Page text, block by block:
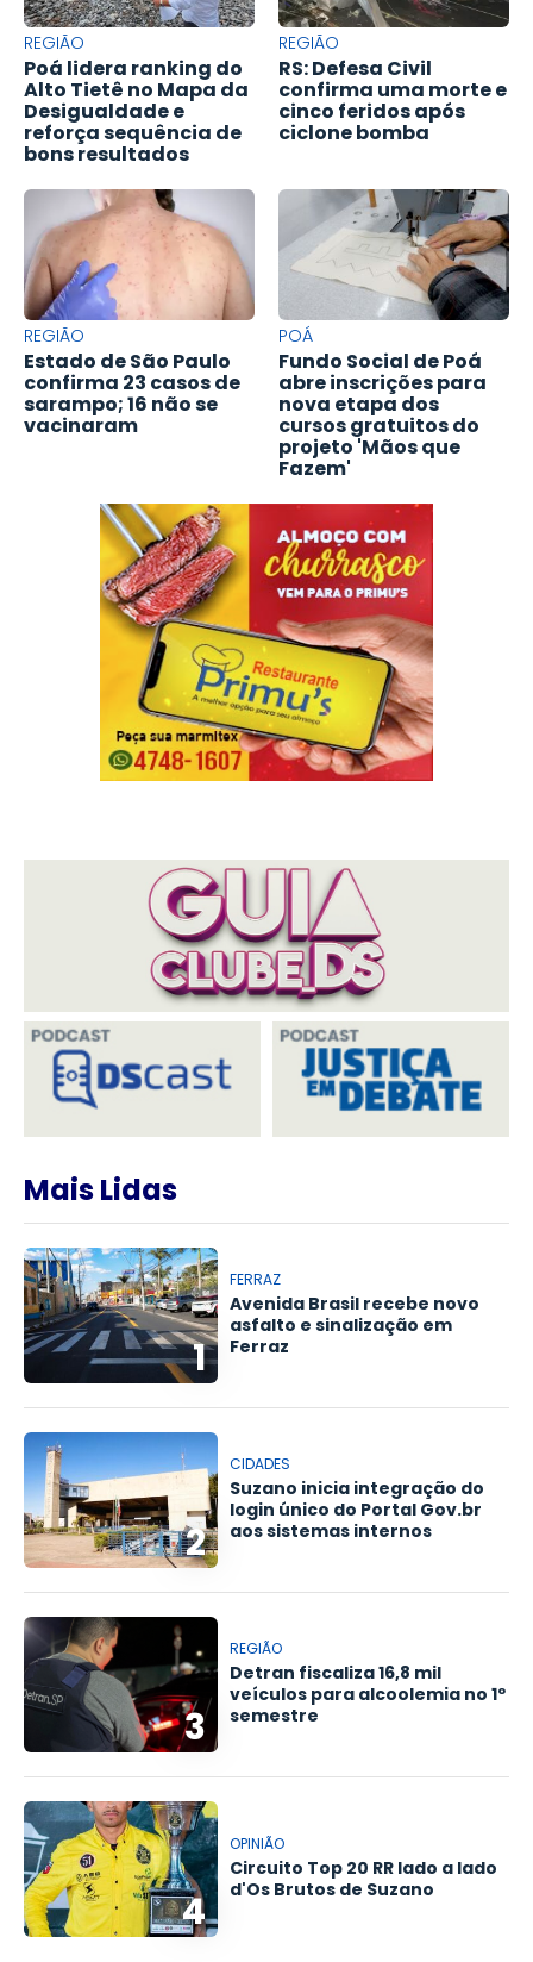
REGIÃO
Poá lidera ranking do
Alto Tietê no Mapa da
Desigualdade e
reforça sequência de
bons resultados
REGIÃO
RS: Defesa Civil
confirma uma morte e
cinco feridos após
ciclone bomba
REGIÃO
Estado de São Paulo
confirma 23 casos de
sarampo; 16 não se
vacinaram
POÁ
Fundo Social de Poá
abre inscrições para
nova etapa dos
cursos gratuitos do
projeto 'Mãos que
Fazem'
Mais Lidas
1
FERRAZ
Avenida Brasil recebe novo
asfalto e sinalização em
Ferraz
2
CIDADES
Suzano inicia integração do
login único do Portal Gov.br
aos sistemas internos
3
REGIÃO
Detran fiscaliza 16,8 mil
veículos para alcoolemia no 1º
semestre
4
OPINIÃO
Circuito Top 20 RR lado a lado
d'Os Brutos de Suzano